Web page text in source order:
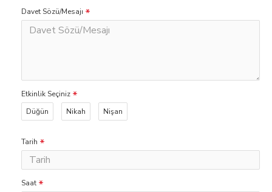
Davet Sözü/Mesajı
Etkinlik Seçiniz
Düğün
Nikah Nişan
Tarih
Saat